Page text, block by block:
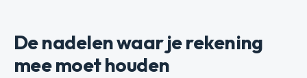
De nadelen waar je rekening
mee moet houden